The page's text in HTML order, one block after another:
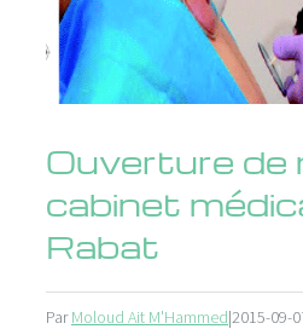
Ouverture de
cabinet
Rabat
ParMoloud Ait M'Hammed|2015-09-